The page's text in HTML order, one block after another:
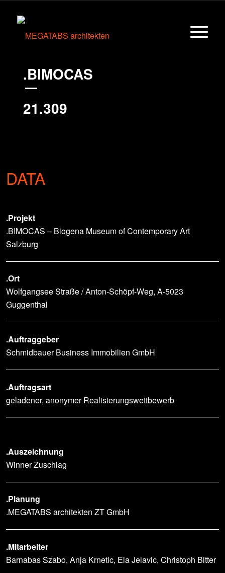
.BIMOCAS
21.309
DATA
.Projekt
.BIMOCAS – Biogena Museum of Contemporary Art
Salzburg
.Ort
Wolfgangsee Straße / Anton-Schöpf-Weg, A-5023
Guggenthal
.Auftraggeber
Schmidbauer Business Immobilien GmbH
.Auftragsart
geladener, anonymer Realisierungswettbewerb
.Auszeichnung
Winner Zuschlag
.Planung
.MEGATABS architekten ZT GmbH
.Mitarbeiter
Barnabas Szabo, Anja Krnetic, Ela Jelavic, Christoph Bitter